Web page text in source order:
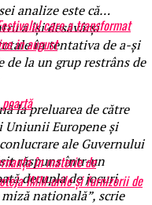
analize este că…
a își desăvârși
în tentativa de a-și
de la un grup restrâns de
la preluarea de către
Uniunii Europene și
ale Guvernului
răspuns într-un
decupla de jocuri
natională”, scrie
care a transformat
in august
în materie de
IMM-urile și furnizorii de